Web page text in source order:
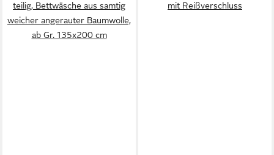
teilig, Bettwäsche aus samtig
weicher angerauter Baumwolle,
ab Gr. 135x200 cm
mit Reißverschluss